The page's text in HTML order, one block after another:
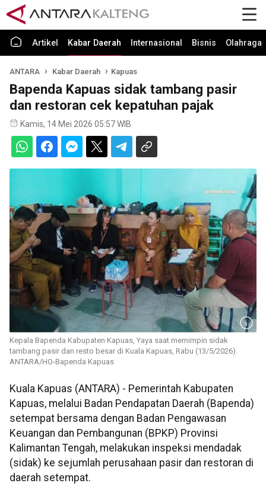
Artikel Kabar Daerah Internasional Bisnis Olahraga
ANTARA Kabar Daerah Kapuas
Bapenda Kapuas sidak tambang pasir
dan restoran cek kepatuhan pajak
Kamis, 14 Mei 2026 05:57 WIB
Kepala Bapenda Kabupaten Kapuas, Yaya saat memimpin sidak
tambang pasir dan resto besar di Kuala Kapuas, Rabu (13/5/2026).
ANTARA/HO-Bapenda Kapuas
Kuala Kapuas (ANTARA) - Pemerintah Kabupaten
Kapuas, melalui Badan Pendapatan Daerah (Bapenda)
setempat bersama dengan Badan Pengawasan
Keuangan dan Pembangunan (BPKP) Provinsi
Kalimantan Tengah, melakukan inspeksi mendadak
(sidak) ke sejumlah perusahaan pasir dan restoran di
daerah setempat.